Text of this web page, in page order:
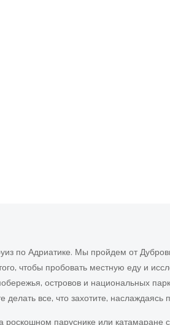
по Адриатике. Мы пройдем от
чтобы пробовать местную еду и
островов и национальных
все, что захотите,
роскошном паруснике или